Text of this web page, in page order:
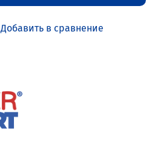
Добавить в сравнение